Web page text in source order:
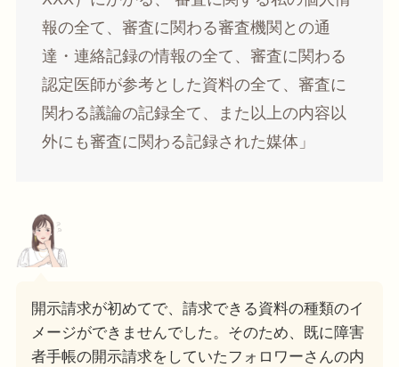
報の全て、審査に関わる審査機関との通
達・連絡記録の情報の全て、審査に関わる
認定医師が参考とした資料の全て、審査に
関わる議論の記録全て、また以上の内容以
外にも審査に関わる記録された媒体」
開示請求が初めてで、請求できる資料の種類のイ
メージができませんでした。そのため、既に障害
者手帳の開示請求をしていたフォロワーさんの内